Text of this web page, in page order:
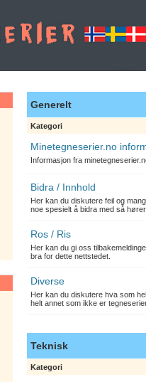
Generelt
Kategori
Minetegneserier.no
Informasjon fra
Bidra / Innhold
Her kan du diskutere feil og
noe spesielt å bidra med så
Ros / Ris
Her kan du gi oss
bra for dette nettstedet.
Diverse
Her kan du diskutere hva som
helt annet som ikke er
Teknisk
Kategori